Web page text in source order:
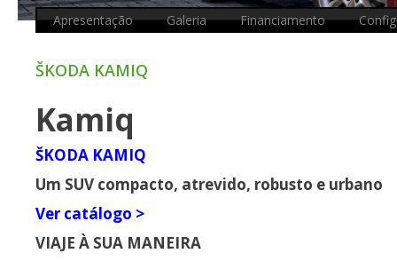
Apresentação Galeria Financiamento
ŠKODA KAMIQ
Kamiq
ŠKODA KAMIQ
Um SUV compacto, atrevido, robusto e urbano
Ver catálogo >
VIAJE À SUA MANEIRA